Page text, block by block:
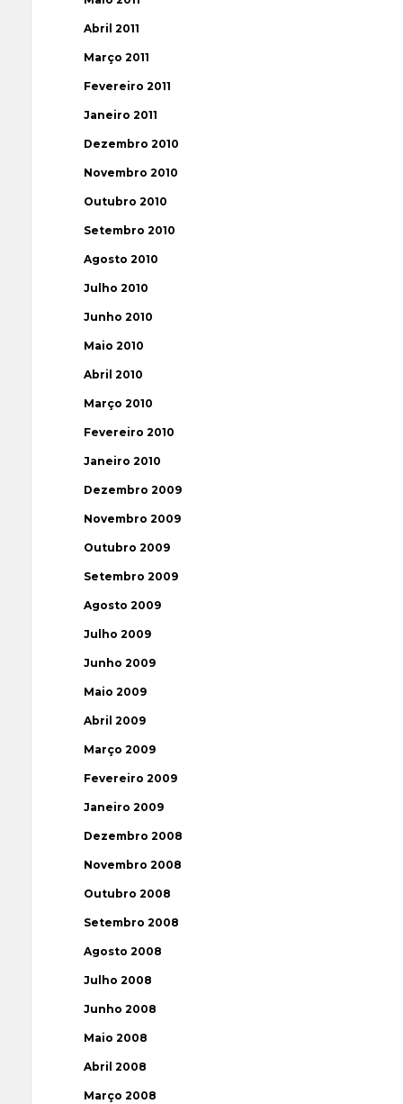
Abril 2011
Março 2011
Fevereiro 2011
Janeiro 2011
Dezembro 2010
Novembro 2010
Outubro 2010
Setembro 2010
Agosto 2010
Julho 2010
Junho 2010
Maio 2010
Abril 2010
Março 2010
Fevereiro 2010
Janeiro 2010
Dezembro 2009
Novembro 2009
Outubro 2009
Setembro 2009
Agosto 2009
Julho 2009
Junho 2009
Maio 2009
Abril 2009
Março 2009
Fevereiro 2009
Janeiro 2009
Dezembro 2008
Novembro 2008
Outubro 2008
Setembro 2008
Agosto 2008
Julho 2008
Junho 2008
Maio 2008
Abril 2008
Março 2008